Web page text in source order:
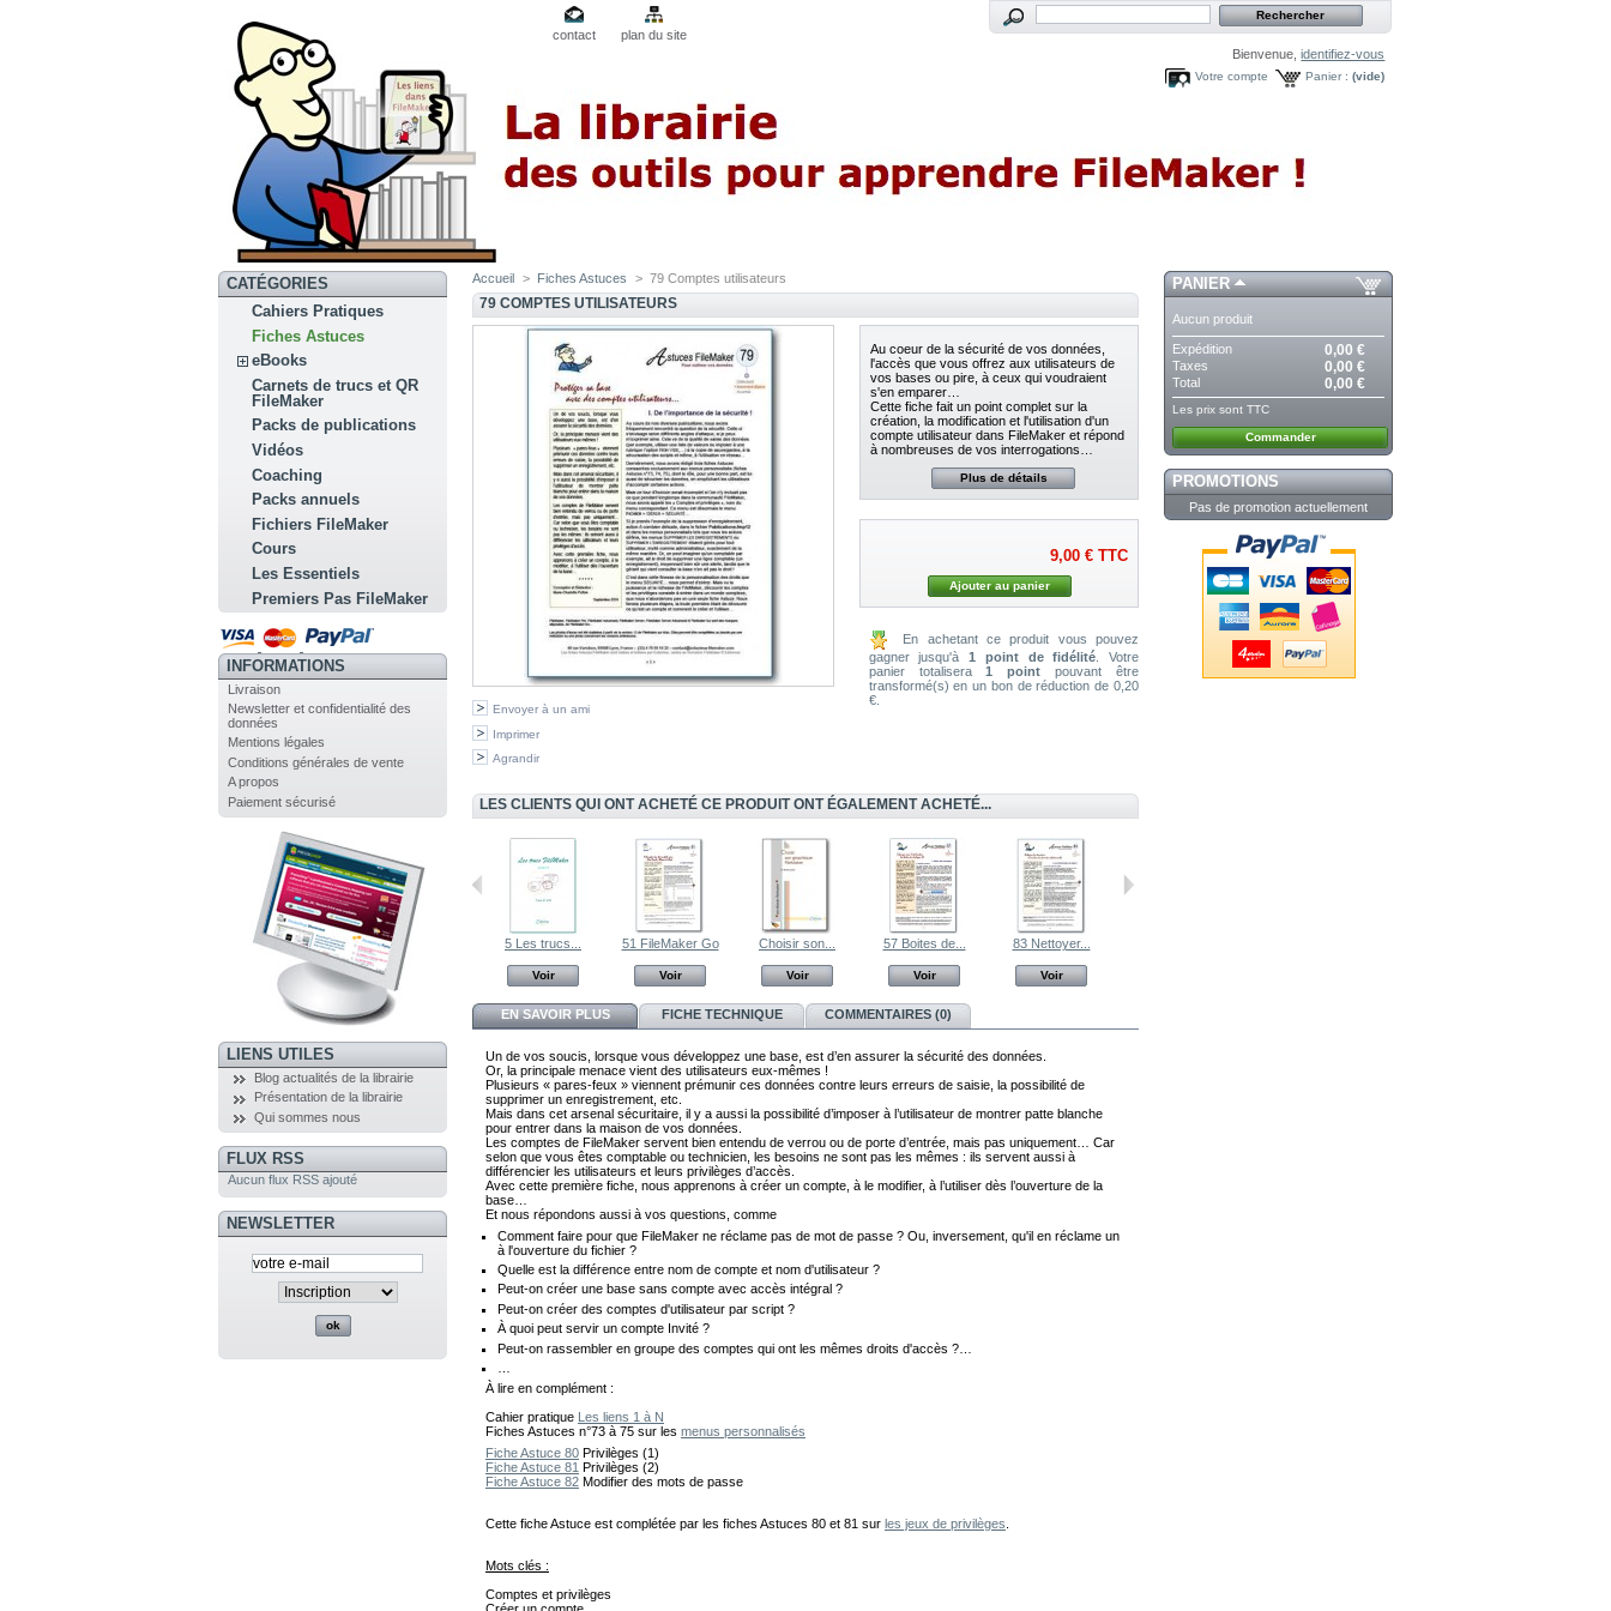
contact
plan du site
Bienvenue,identifiez-vous
Panier : (vide)
Votre compte
CATÉGORIES
Cahiers Pratiques
Fiches Astuces
eBooks
Carnets de trucs et QR
FileMaker
Packs de publications
Vidéos
Coaching
Packs annuels
Fichiers FileMaker
Cours
Les Essentiels
Premiers Pas FileMaker
INFORMATIONS
Livraison
Newsletter et confidentialité des
données
Mentions légales
Conditions générales de vente
A propos
Paiement sécurisé
LIENS UTILES
Blog actualités de la librairie
Présentation de la librairie
Qui sommes nous
FLUX RSS
Aucun flux RSS ajouté
NEWSLETTER
Accueil > Fiches Astuces > 79 Comptes utilisateurs
79 COMPTES UTILISATEURS
Envoyer à un ami
Imprimer
Agrandir
Au coeur de la sécurité de vos données,
l'accès que vous offrez aux utilisateurs de
vos bases ou pire, à ceux qui voudraient
s'en emparer…
Cette fiche fait un point complet sur la
création, la modification et l'utilisation d'un
compte utilisateur dans FileMaker et répond
à nombreuses de vos interrogations…
Plus de détails
9,00 €TTC
En achetant ce produit vous pouvez
gagner jusqu'à1 point de fidélité . Votre
panier totalisera1 point pouvant être
transformé(s) en un bon de réduction de 0,20
€.
LES CLIENTS QUI ONT ACHETÉ CE PRODUIT ONT ÉGALEMENT ACHETÉ...
78 Orthographe
Voir
75 Utiliser... 5 Les trucs...
Voir
51 FileMaker Go
Voir
Choisir son...
Voir
57 Boites de...
Voir
83 Nettoyer...
Voir
EN SAVOIR PLUS FICHE TECHNIQUE COMMENTAIRES (0)
Un de vos soucis, lorsque vous développez une base, est d’en assurer la sécurité des données.
Or, la principale menace vient des utilisateurs eux-mêmes !
Plusieurs « pares-feux » viennent prémunir ces données contre leurs erreurs de saisie, la possibilité de
supprimer un enregistrement, etc.
Mais dans cet arsenal sécuritaire, il y a aussi la possibilité d’imposer à l’utilisateur de montrer patte blanche
pour entrer dans la maison de vos données.
Les comptes de FileMaker servent bien entendu de verrou ou de porte d’entrée, mais pas uniquement… Car
selon que vous êtes comptable ou technicien, les besoins ne sont pas les mêmes : ils servent aussi à
différencier les utilisateurs et leurs privilèges d’accès.
Avec cette première fiche, nous apprenons à créer un compte, à le modifier, à l’utiliser dès l’ouverture de la
base…
Et nous répondons aussi à vos questions, comme
Comment faire pour que FileMaker ne réclame pas de mot de passe ? Ou, inversement, qu'il en réclame un
à l'ouverture du fichier ?
Quelle est la différence entre nom de compte et nom d'utilisateur ?
Peut-on créer une base sans compte avec accès intégral ?
Peut-on créer des comptes d'utilisateur par script ?
À quoi peut servir un compte Invité ?
Peut-on rassembler en groupe des comptes qui ont les mêmes droits d'accès ?…
À lire en complément :
Cahier pratique Les liens 1 à N
Fiches Astuces n°73 à 75 sur les menus personnalisés
Fiche Astuce 80 Privilèges (1)
Fiche Astuce 81 Privilèges (2)
Fiche Astuce 82 Modifier des mots de passe
Cette fiche Astuce est complétée par les fiches Astuces 80 et 81 sur les jeux de privilèges
Mots clés :
Comptes et privilèges
PANIER
Aucun produit
Expédition 0,00 €
Taxes 0,00 €
Total 0,00 €
Les prix sont TTC
Commander
PROMOTIONS
Pas de promotion actuellement